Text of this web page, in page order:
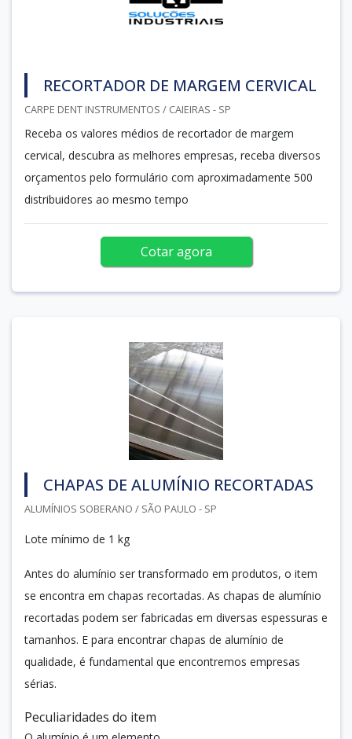
RECORTADOR DE MARGEM CERVICAL
CARPE DENT INSTRUMENTOS / CAIEIRAS - SP
Receba os valores médios de recortador de margem
cervical, descubra as melhores empresas, receba diversos
orçamentos pelo formulário com aproximadamente 500
distribuidores ao mesmo tempo
Cotar agora
CHAPAS DE ALUMÍNIO RECORTADAS
ALUMÍNIOS SOBERANO / SÃO PAULO - SP
Lote mínimo de 1 kg
Antes do alumínio ser transformado em produtos, o item
se encontra em chapas recortadas. As chapas de alumínio
recortadas podem ser fabricadas em diversas espessuras e
tamanhos. E para encontrar chapas de alumínio de
qualidade, é fundamental que encontremos empresas
sérias.
Peculiaridades do item